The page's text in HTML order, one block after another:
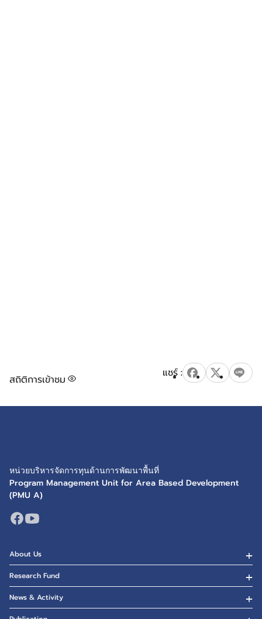
สถิติการเข้าชม
หน่วยบริหารจัดการทุนด้านการพัฒนาพื้นที่
Program Management Unit for Area Based Development
(PMU A)
About Us
Research Fund
News & Activity